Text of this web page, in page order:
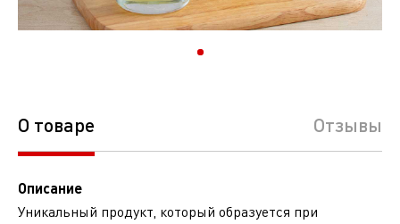
О товаре Отзывы
Описание
Уникальный продукт, который образуется при